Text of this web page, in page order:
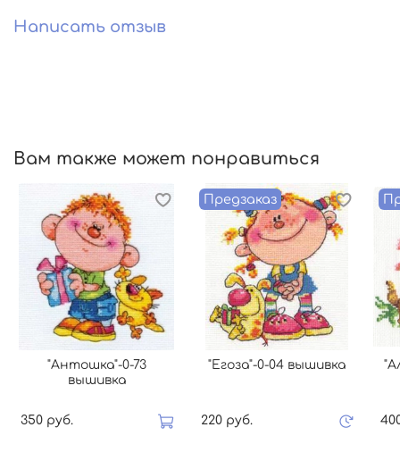
Написать отзыв
Вам также может понравиться
"Антошка"-0-73
вышивка
350 руб.
Предзаказ
"Егоза"-0-04 вышивка
220 руб.